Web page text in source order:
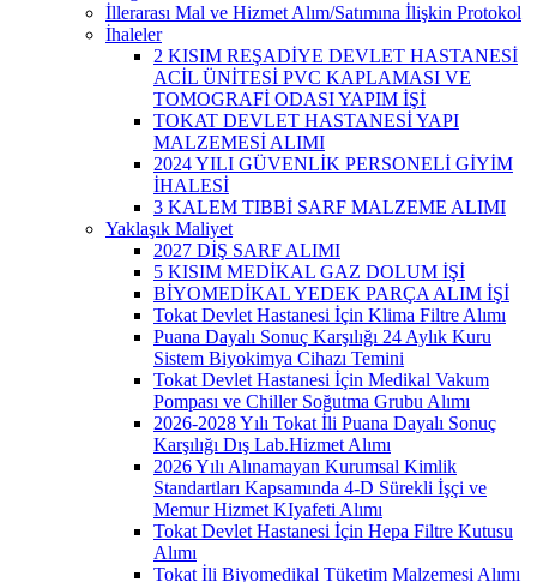
İllerarası Mal ve Hizmet Alım/Satımına İlişkin Protokol
İhaleler
2 KISIM REŞADİYE DEVLET HASTANESİ
ACİL ÜNİTESİ PVC KAPLAMASI VE
TOMOGRAFİ ODASI YAPIM İŞİ
TOKAT DEVLET HASTANESİ YAPI
MALZEMESİ ALIMI
2024 YILI GÜVENLİK PERSONELİ GİYİM
İHALESİ
3 KALEM TIBBİ SARF MALZEME ALIMI
Yaklaşık Maliyet
2027 DİŞ SARF ALIMI
5 KISIM MEDİKAL GAZ DOLUM İŞİ
BİYOMEDİKAL YEDEK PARÇA ALIM İŞİ
Tokat Devlet Hastanesi İçin Klima Filtre Alımı
Puana Dayalı Sonuç Karşılığı 24 Aylık Kuru
Sistem Biyokimya Cihazı Temini
Tokat Devlet Hastanesi İçin Medikal Vakum
Pompası ve Chiller Soğutma Grubu Alımı
2026-2028 Yılı Tokat İli Puana Dayalı Sonuç
Karşılığı Dış Lab.Hizmet Alımı
2026 Yılı Alınamayan Kurumsal Kimlik
Standartları Kapsamında 4-D Sürekli İşçi ve
Memur Hizmet KIyafeti Alımı
Tokat Devlet Hastanesi İçin Hepa Filtre Kutusu
Alımı
Tokat İli Biyomedikal Tüketim Malzemesi Alımı